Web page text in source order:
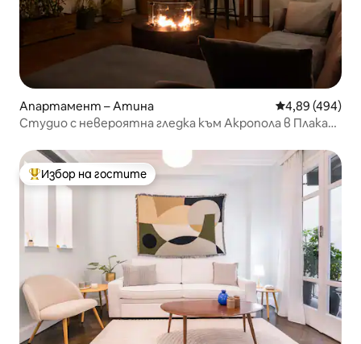
Апартамент – Атина Средна
4,89 (494)
Студио с невероятна гледка към Акропола в Плака
Най-популярен избор на гостите
Избор на гостите